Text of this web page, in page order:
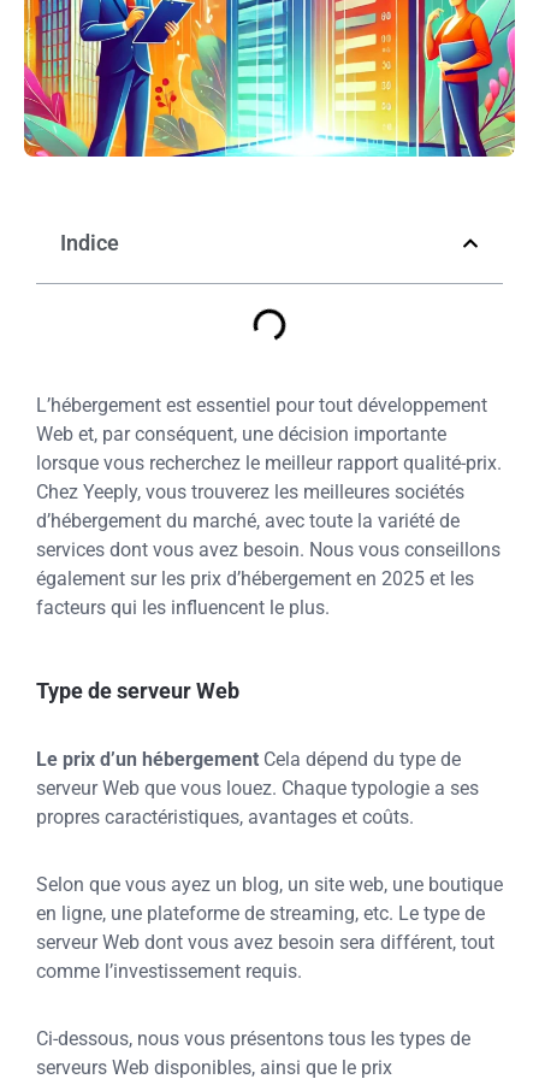
Indice
L’hébergement est essentiel pour tout développement
Web et, par conséquent, une décision importante
lorsque vous recherchez le meilleur rapport qualité-prix.
Chez Yeeply, vous trouverez les meilleures sociétés
d’hébergement du marché, avec toute la variété de
services dont vous avez besoin. Nous vous conseillons
également sur les prix d’hébergement en 2025 et les
facteurs qui les influencent le plus.
Type de serveur Web
Le prix d’un hébergement Cela dépend du type de
serveur Web que vous louez. Chaque typologie a ses
propres caractéristiques, avantages et coûts.
Selon que vous ayez un blog, un site web, une boutique
en ligne, une plateforme de streaming, etc. Le type de
serveur Web dont vous avez besoin sera différent, tout
comme l’investissement requis.
Ci-dessous, nous vous présentons tous les types de
serveurs Web disponibles, ainsi que le prix